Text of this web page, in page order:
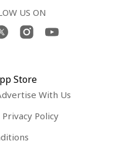
US ON
With Us
Privacy Policy